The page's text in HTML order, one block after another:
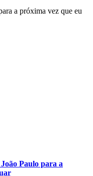
a próxima vez que eu
Paulo para a